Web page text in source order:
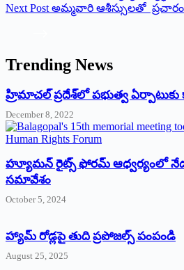
Next Post అమ్మవారి ఆశీస్సులతో
Trending News
‌హ్రిమాచల్‌ ‌ప్రదేశ్‌లో పభుత్వ ఏర్పాటుకు
December 8, 2022
హ్యూమన్‌ రైట్స్‌ ఫోరమ్‌ ఆధ్వర్యంలో
సమావేశం
October 5, 2024
హ్యామ్‌ రోడ్లపై తుది ప్రపోజల్స్‌ పంపండి
August 25, 2025